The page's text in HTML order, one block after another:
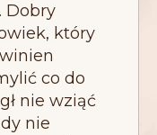
Dobry
który
co do
nie wziąć
nie